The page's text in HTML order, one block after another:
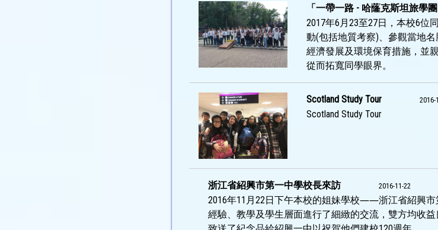
「一帶一路 - 哈蕯克斯坦旅學團
2017年6月23至27日，本校6位
動(包括地質考察)、參觀當地
經濟發展及環境保育措施，並
從而拓寬同學眼界。
Scotland Study Tour 2016-
Scotland Study Tour
浙江省紹興市第一中學校長來訪 2016-11-22
2016年11月22日下午本校的姐妹學校――浙江省紹興
經驗、教學及學生層面進行了細緻的交流，雙方均收